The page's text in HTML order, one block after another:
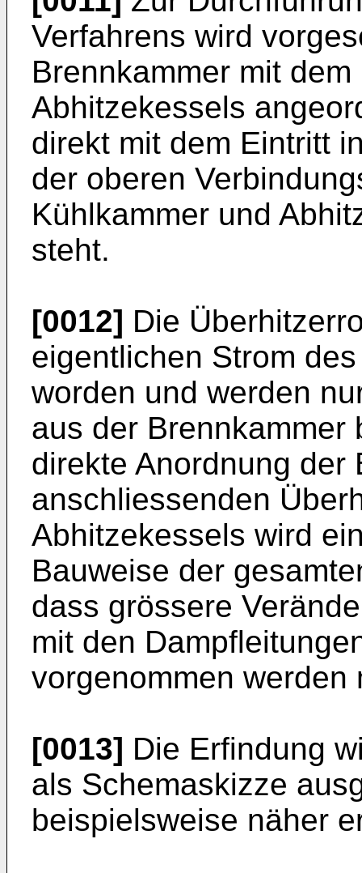
Verfahrens wird
Brennkammer mit
Abhitzekessels
direkt mit dem Eintritt
der oberen
Kühlkammer und
steht.
[0012] Die
eigentlichen Strom
worden und werden
aus der Brennkammer
direkte Anordnung der
anschliessenden
Abhitzekessels wird
Bauweise der
dass grössere
mit den
vorgenommen werden
[0013] Die Erfindung
als Schemaskizze
beispielsweise näher